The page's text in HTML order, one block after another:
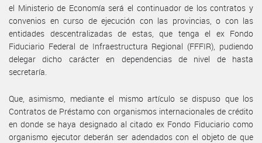
el Ministerio de Economía será el continuador de los contratos y
convenios en curso de ejecución con las provincias, o con las
entidades descentralizadas de estas, que tenga el ex Fondo
Fiduciario Federal de Infraestructura Regional (FFFIR), pudiendo
delegar dicho carácter en dependencias de nivel de hasta
secretaría.
Que, asimismo, mediante el mismo artículo se dispuso que los
Contratos de Préstamo con organismos internacionales de crédito
en donde se haya designado al citado ex Fondo Fiduciario como
organismo ejecutor deberán ser adendados con el objeto de que